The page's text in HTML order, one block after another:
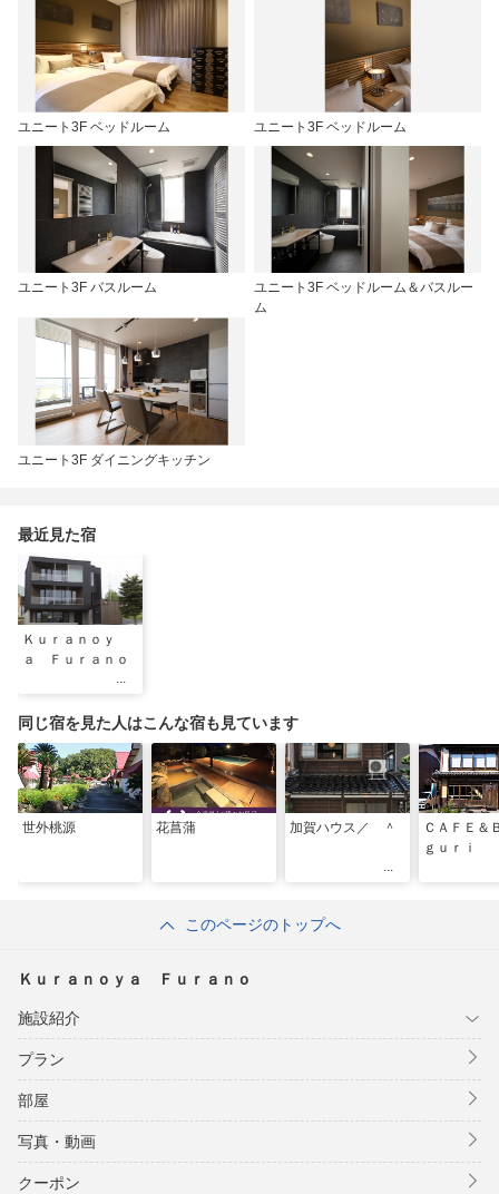
ユニート3F ベッドルーム ユニート3F ベッドルーム
ユニート3F バスルーム
ユニート3F ベッドルーム＆バスルー
ム
ユニート3F ダイニングキッチン
最近見た宿
Ｋｕｒａｎｏｙ
ａ Ｆｕｒａｎｏ
同じ宿を見た人はこんな宿も見ています
世外桃源 花菖蒲 加賀ハウス／ ＾
ＣＡＦＥ
ｇｕｒｉ
このページのトップへ
Ｋｕｒａｎｏｙａ Ｆｕｒａｎｏ
施設紹介
プラン
部屋
写真・動画
クーポン